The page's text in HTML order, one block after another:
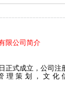
限公司简介
日正式成立，公司
理策划，文化